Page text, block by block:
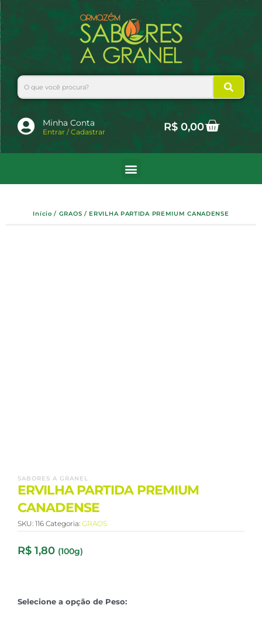
para
o
conteúdo
Search
Minha Conta
Entrar / Cadastrar R$0,00Cart
Início / GRAOS / ERVILHA PARTIDA PREMIUM CANADENSE
SABORES A GRANEL
ERVILHA PARTIDA PREMIUM
CANADENSE
SKU: 116 Categoria: GRAOS
R$ 1,80 (100g)
Selecione a opção de Peso: